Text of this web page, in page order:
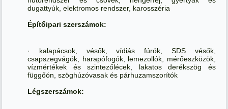
dugattyúk, elektromos rendszer, karosszéria
Építőipari szerszámok:
· kalapácsok, vésők, vídiás fúrók, SDS vésők,
csapszegvágók, harapófogók, lemezollók, mérőeszközök,
vízmértékek és szintezőlécek, lakatos derékszög és
függőón, szöghúzóvasak és párhuzamszorítók
Légszerszámok: